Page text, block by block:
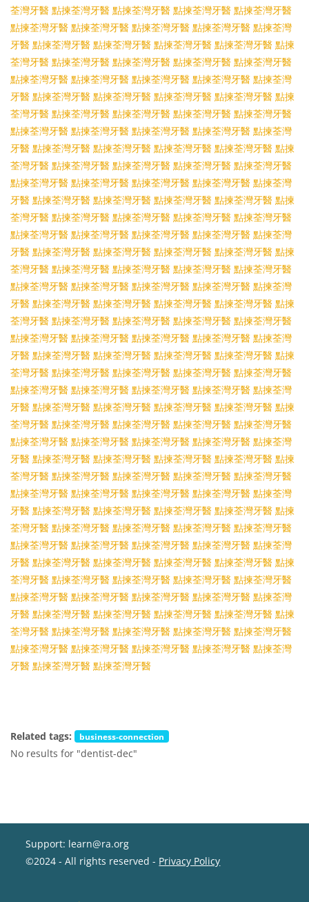
荃灣牙醫 點揀荃灣牙醫 點揀荃灣牙醫 點揀荃灣牙醫 點揀荃灣牙醫
點揀荃灣牙醫 點揀荃灣牙醫 點揀荃灣牙醫 點揀荃灣牙醫 點揀荃灣
牙醫 點揀荃灣牙醫 點揀荃灣牙醫 點揀荃灣牙醫 點揀荃灣牙醫 點揀
荃灣牙醫 點揀荃灣牙醫 點揀荃灣牙醫 點揀荃灣牙醫 點揀荃灣牙醫
點揀荃灣牙醫 點揀荃灣牙醫 點揀荃灣牙醫 點揀荃灣牙醫 點揀荃灣
牙醫 點揀荃灣牙醫 點揀荃灣牙醫 點揀荃灣牙醫 點揀荃灣牙醫 點揀
荃灣牙醫 點揀荃灣牙醫 點揀荃灣牙醫 點揀荃灣牙醫 點揀荃灣牙醫
點揀荃灣牙醫 點揀荃灣牙醫 點揀荃灣牙醫 點揀荃灣牙醫 點揀荃灣
牙醫 點揀荃灣牙醫 點揀荃灣牙醫 點揀荃灣牙醫 點揀荃灣牙醫 點揀
荃灣牙醫 點揀荃灣牙醫 點揀荃灣牙醫 點揀荃灣牙醫 點揀荃灣牙醫
點揀荃灣牙醫 點揀荃灣牙醫 點揀荃灣牙醫 點揀荃灣牙醫 點揀荃灣
牙醫 點揀荃灣牙醫 點揀荃灣牙醫 點揀荃灣牙醫 點揀荃灣牙醫 點揀
荃灣牙醫 點揀荃灣牙醫 點揀荃灣牙醫 點揀荃灣牙醫 點揀荃灣牙醫
點揀荃灣牙醫 點揀荃灣牙醫 點揀荃灣牙醫 點揀荃灣牙醫 點揀荃灣
牙醫 點揀荃灣牙醫 點揀荃灣牙醫 點揀荃灣牙醫 點揀荃灣牙醫 點揀
荃灣牙醫 點揀荃灣牙醫 點揀荃灣牙醫 點揀荃灣牙醫 點揀荃灣牙醫
點揀荃灣牙醫 點揀荃灣牙醫 點揀荃灣牙醫 點揀荃灣牙醫 點揀荃灣
牙醫 點揀荃灣牙醫 點揀荃灣牙醫 點揀荃灣牙醫 點揀荃灣牙醫 點揀
荃灣牙醫 點揀荃灣牙醫 點揀荃灣牙醫 點揀荃灣牙醫 點揀荃灣牙醫
點揀荃灣牙醫 點揀荃灣牙醫 點揀荃灣牙醫 點揀荃灣牙醫 點揀荃灣
牙醫 點揀荃灣牙醫 點揀荃灣牙醫 點揀荃灣牙醫 點揀荃灣牙醫 點揀
荃灣牙醫 點揀荃灣牙醫 點揀荃灣牙醫 點揀荃灣牙醫 點揀荃灣牙醫
點揀荃灣牙醫 點揀荃灣牙醫 點揀荃灣牙醫 點揀荃灣牙醫 點揀荃灣
牙醫 點揀荃灣牙醫 點揀荃灣牙醫 點揀荃灣牙醫 點揀荃灣牙醫 點揀
荃灣牙醫 點揀荃灣牙醫 點揀荃灣牙醫 點揀荃灣牙醫 點揀荃灣牙醫
點揀荃灣牙醫 點揀荃灣牙醫 點揀荃灣牙醫 點揀荃灣牙醫 點揀荃灣
牙醫 點揀荃灣牙醫 點揀荃灣牙醫 點揀荃灣牙醫 點揀荃灣牙醫 點揀
荃灣牙醫 點揀荃灣牙醫 點揀荃灣牙醫 點揀荃灣牙醫 點揀荃灣牙醫
點揀荃灣牙醫 點揀荃灣牙醫 點揀荃灣牙醫 點揀荃灣牙醫 點揀荃灣
牙醫 點揀荃灣牙醫 點揀荃灣牙醫 點揀荃灣牙醫 點揀荃灣牙醫 點揀
荃灣牙醫 點揀荃灣牙醫 點揀荃灣牙醫 點揀荃灣牙醫 點揀荃灣牙醫
點揀荃灣牙醫 點揀荃灣牙醫 點揀荃灣牙醫 點揀荃灣牙醫 點揀荃灣
牙醫 點揀荃灣牙醫 點揀荃灣牙醫 點揀荃灣牙醫 點揀荃灣牙醫 點揀
荃灣牙醫 點揀荃灣牙醫 點揀荃灣牙醫 點揀荃灣牙醫 點揀荃灣牙醫
點揀荃灣牙醫 點揀荃灣牙醫 點揀荃灣牙醫 點揀荃灣牙醫 點揀荃灣
牙醫 點揀荃灣牙醫 點揀荃灣牙醫 點揀荃灣牙醫 點揀荃灣牙醫 點揀
荃灣牙醫 點揀荃灣牙醫 點揀荃灣牙醫 點揀荃灣牙醫 點揀荃灣牙醫
點揀荃灣牙醫 點揀荃灣牙醫 點揀荃灣牙醫 點揀荃灣牙醫 點揀荃灣
牙醫 點揀荃灣牙醫 點揀荃灣牙醫
Related tags: business-connection
No results for "dentist-dec"
Support: learn@ra.org
©2024 - All rights reserved - Privacy Policy